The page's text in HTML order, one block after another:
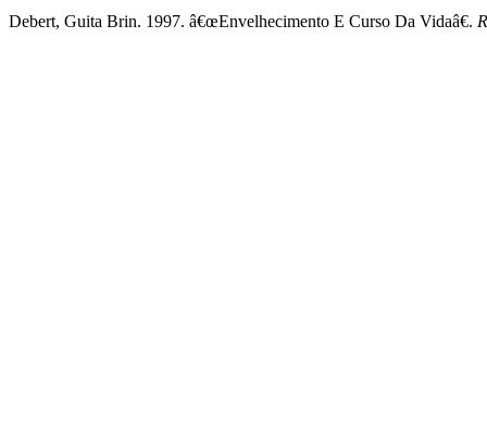
Debert, Guita Brin. 1997. â€œEnvelhecimento E Curso Da Vidaâ€.